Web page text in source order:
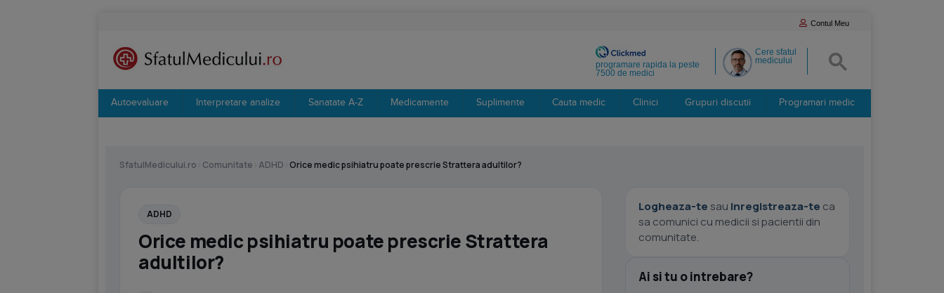
Contul Meu
Cere sfatul
medicului
programare rapida la peste
7500 de medici
Autoevaluare Interpretare analize Sanatate A-Z Medicamente Suplimente Cauta medic Clinici Grupuri discutii Programari medic
SfatulMedicului.ro Comunitate ADHD Orice medic psihiatru poate prescrie Strattera adultilor?
ADHD
Orice medic psihiatru poate prescrie Strattera
adultilor?
Logheaza-te sau inregistreaza-te ca
sa comunici cu medicii si pacientii din
comunitate.
Ai si tu o intrebare?